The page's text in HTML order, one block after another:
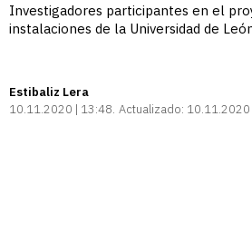
Investigadores participantes en el
instalaciones de la Universidad de
Estibaliz Lera
10.11.2020 | 13:48 Actualizado: 10.11.2020